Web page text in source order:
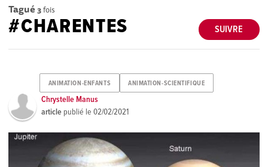
Tagué 3fois
SUIVRE
#CHARENTES
ANIMATION-ENFANTS ANIMATION-SCIENTIFIQUE
Chrystelle Manus
article publié le02/02/2021